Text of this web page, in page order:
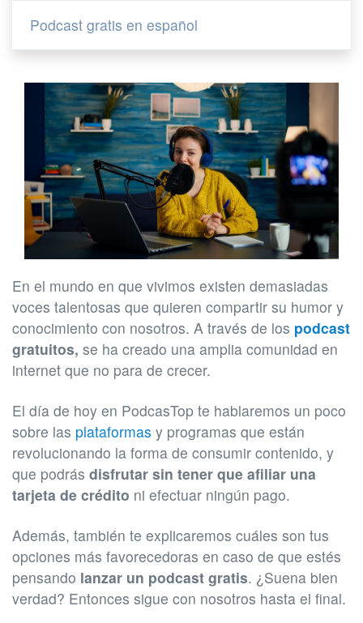
Podcast gratis en español
En el mundo en que vivimos existen demasiadas
voces talentosas que quieren compartir su humor y
conocimiento con nosotros. A través de los podcast
gratuitos, se ha creado una amplia comunidad en
internet que no para de crecer.
El día de hoy en PodcasTop te hablaremos un poco
sobre las plataformas y programas que están
revolucionando la forma de consumir contenido, y
que podrás disfrutar sin tener que afiliar una
tarjeta de crédito ni efectuar ningún pago.
Además, también te explicaremos cuáles son tus
opciones más favorecedoras en caso de que estés
pensando lanzar un podcast gratis. ¿Suena bien
verdad? Entonces sigue con nosotros hasta el final.